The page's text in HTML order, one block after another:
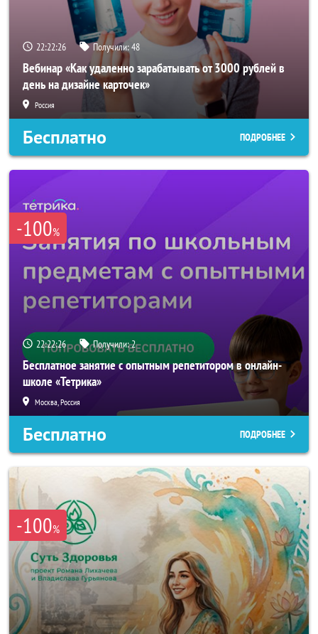
22:22:23 Получили:48
Вебинар «Как удаленно зарабатывать от 3000 рублей в
день на дизайне карточек»
Россия
Бесплатно ПОДРОБНЕЕ
-100%
22:22:23 Получили:2
Бесплатное занятие с опытным репетитором в онлайн-
школе «Тетрика»
Москва, Россия
Бесплатно ПОДРОБНЕЕ
-100%